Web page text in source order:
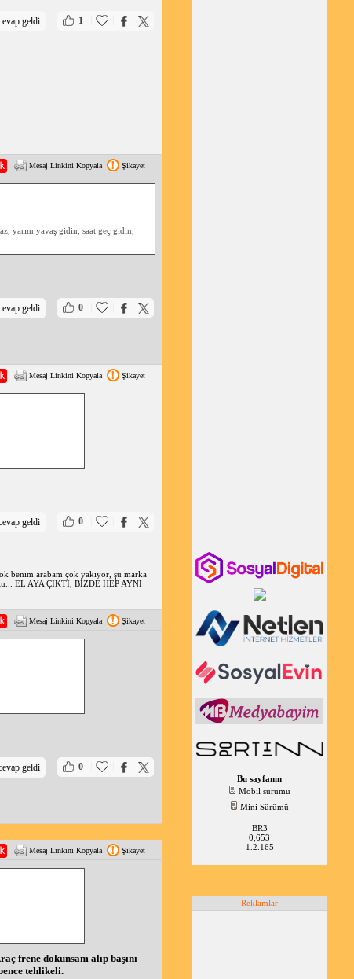
1
geldi
Mesaj Linkini Kopyala Şikayet
yarım yavaş gidin, saat geç gidin,
0
geldi
Mesaj Linkini Kopyala Şikayet
0
geldi
benim arabam çok yakıyor, şu marka
EL AYA ÇIKTI, BİZDE HEP AYNI
Mesaj Linkini Kopyala Şikayet
0
geldi
Mesaj Linkini Kopyala Şikayet
frene dokunsam alıp başını
tehlikeli.
Bu sayfanın
Mobil sürümü
Mini Sürümü
BR3
0,653
1.2.165
Reklamlar